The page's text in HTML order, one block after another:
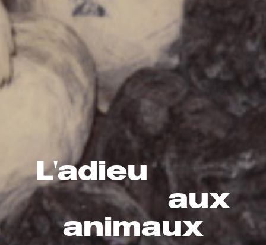
L'adieu
aux
animaux